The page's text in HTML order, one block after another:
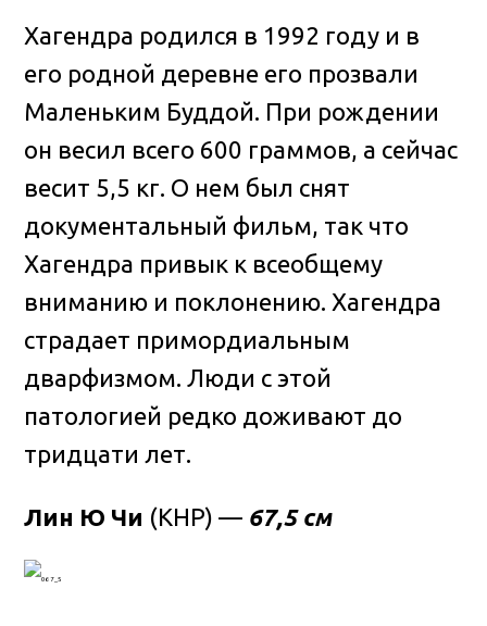
Хагендра родился в 1992 году и в
его родной деревне его прозвали
Маленьким Буддой. При рождении
он весил всего 600 граммов, а сейчас
весит 5,5 кг. О нем был снят
документальный фильм, так что
Хагендра привык к всеобщему
вниманию и поклонению. Хагендра
страдает примордиальным
дварфизмом. Люди с этой
патологией редко доживают до
тридцати лет.
Лин Ю Чи (КНР) — 67,5 см